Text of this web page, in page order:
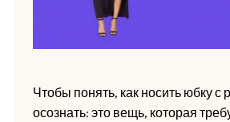
Чтобы понять, как носить юбку с
осознать: это вещь, которая